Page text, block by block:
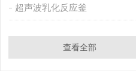
超声波乳化反应釜
查看全部